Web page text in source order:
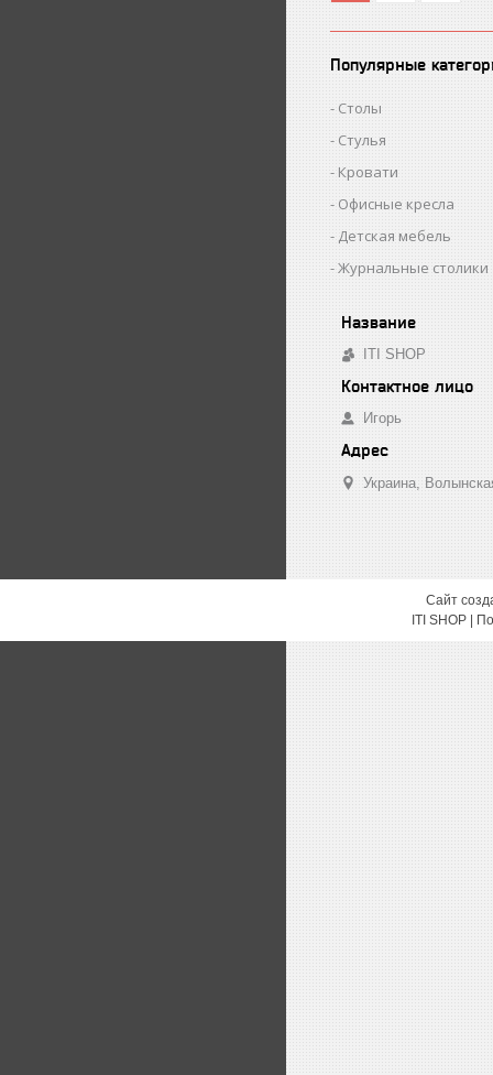
Популярные
Столы
Стулья
Кровати
Офисные кресла
Детская мебель
Журнальные столики
ITI SHOP
Игорь
Украина
Сайт
ITI SHOP |